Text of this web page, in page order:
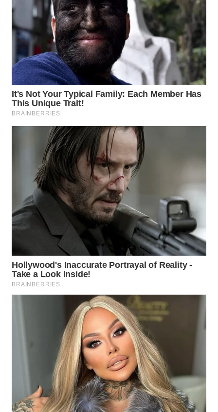
WN DELI
SERDANG
WN
TEBING
TINGGI
WN
PAKPAK
KARAWANG
BEKASI
WN
BOGOR
DEPOK
WN
TAPANULI
LAWAS